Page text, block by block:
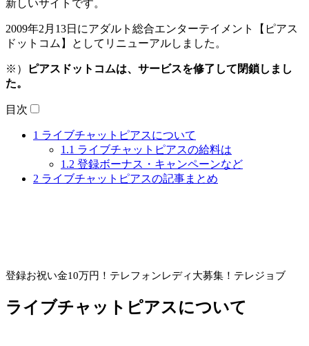
新しいサイトです。
2009年2月13日にアダルト総合エンターテイメント【ピアス
ドットコム】としてリニューアルしました。
※）
ピアスドットコムは、サービスを修了して閉鎖しまし
た。
目次
1 ライブチャットピアスについて
1.1 ライブチャットピアスの給料は
1.2 登録ボーナス・キャンペーンなど
2 ライブチャットピアスの記事まとめ
登録お祝い金10万円！ テレフォンレディ大募集！テレジョブ
ライブチャットピアスについて